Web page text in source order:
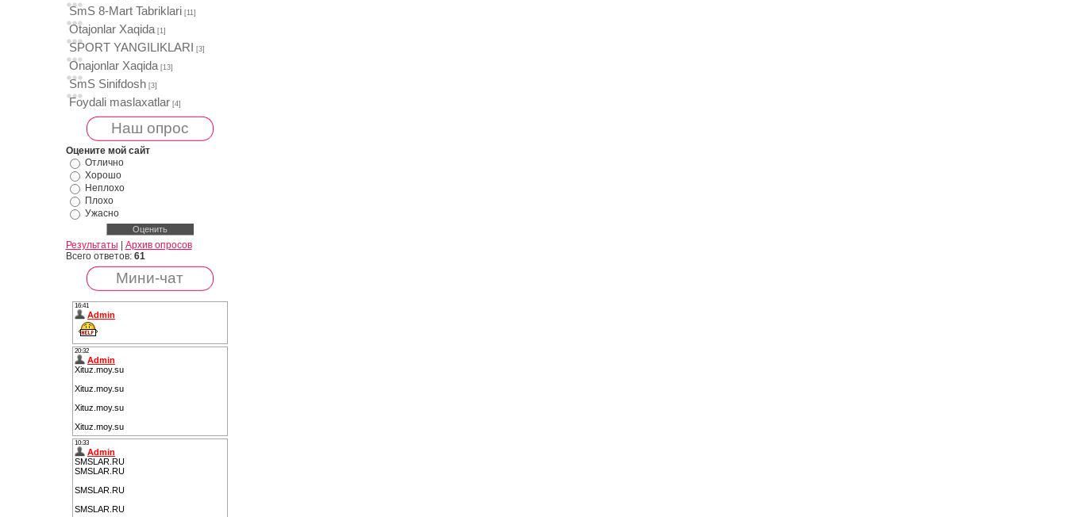
SmS 8-Mart Tabriklari [11]
Otajonlar Xaqida [1]
SPORT YANGILIKLARI [3]
Onajonlar Xaqida [13]
SmS Sinifdosh [3]
Foydali maslaxatlar [4]
Наш опрос
Оцените мой сайт
Отлично
Хорошо
Неплохо
Плохо
Ужасно
Результаты
Архив опросов
Всего ответов: 61
Мини-чат